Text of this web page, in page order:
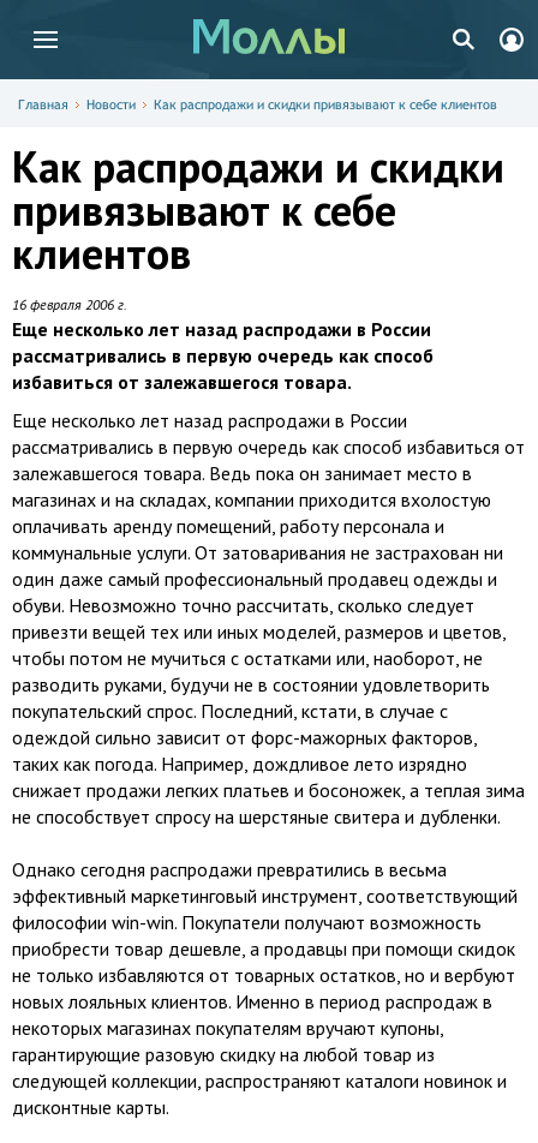
Главная Новости Как распродажи и скидки привязывают к себе клиентов
Как распродажи и скидки
привязывают к себе
клиентов
16 февраля 2006 г.
Еще несколько лет назад распродажи в России
рассматривались в первую очередь как способ
избавиться от залежавшегося товара.
Еще несколько лет назад распродажи в России
рассматривались в первую очередь как способ избавиться от
залежавшегося товара. Ведь пока он занимает место в
магазинах и на складах, компании приходится вхолостую
оплачивать аренду помещений, работу персонала и
коммунальные услуги. От затоваривания не застрахован ни
один даже самый профессиональный продавец одежды и
обуви. Невозможно точно рассчитать, сколько следует
привезти вещей тех или иных моделей, размеров и цветов,
чтобы потом не мучиться с остатками или, наоборот, не
разводить руками, будучи не в состоянии удовлетворить
покупательский спрос. Последний, кстати, в случае с
одеждой сильно зависит от форс-мажорных факторов,
таких как погода. Например, дождливое лето изрядно
снижает продажи легких платьев и босоножек, а теплая зима
не способствует спросу на шерстяные свитера и дубленки.
Однако сегодня распродажи превратились в весьма
эффективный маркетинговый инструмент, соответствующий
философии win-win. Покупатели получают возможность
приобрести товар дешевле, а продавцы при помощи скидок
не только избавляются от товарных остатков, но и вербуют
новых лояльных клиентов. Именно в период распродаж в
некоторых магазинах покупателям вручают купоны,
гарантирующие разовую скидку на любой товар из
следующей коллекции, распространяют каталоги новинок и
дисконтные карты.